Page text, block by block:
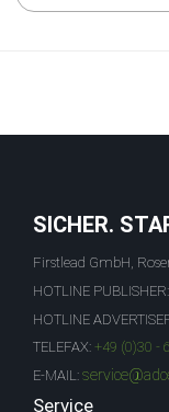
SICHER.
Firstlead GmbH,
HOTLINE PUBLISHER:
HOTLINE
TELEFAX: +49 (0)30 -
E-MAIL:
Service